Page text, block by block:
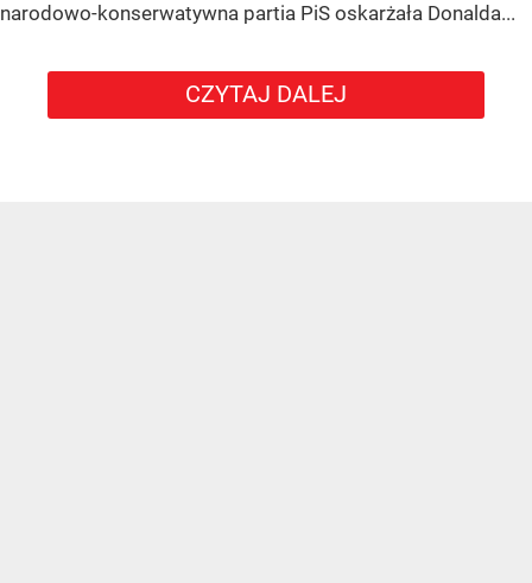
narodowo-konserwatywna partia PiS oskarżała Donalda...
CZYTAJ DALEJ